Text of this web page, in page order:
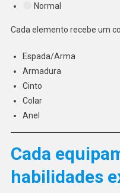
Normal
Cada elemento recebe um
Espada/Arma
Armadura
Cinto
Colar
Anel
Cada
habilidades